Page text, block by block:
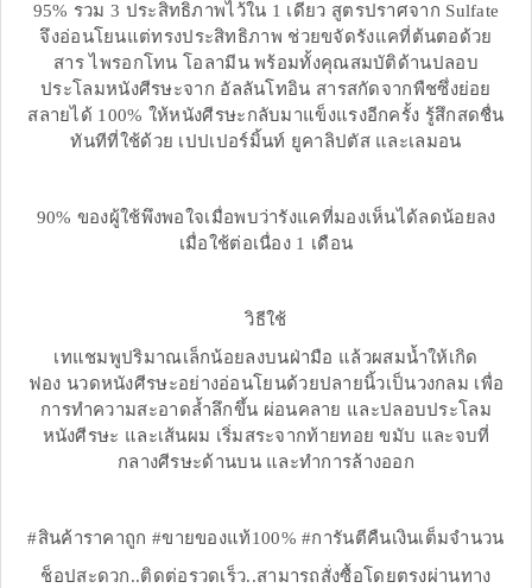
95% รวม 3 ประสิทธิภาพไว้ใน 1 เดียว สูตรปราศจาก Sulfate
จึงอ่อนโยนแต่ทรงประสิทธิภาพ ช่วยขจัดรังแคที่ต้นตอด้วย
สาร ไพรอกโทน โอลามีน พร้อมทั้งคุณสมบัติด้านปลอบ
ประโลมหนังศีรษะจาก อัลลันโทอิน สารสกัดจากพืชซึ่งย่อย
สลายได้ 100% ให้หนังศีรษะกลับมาแข็งแรงอีกครั้ง รู้สึกสดชื่น
ทันทีที่ใช้ด้วย เปปเปอร์มิ้นท์ ยูคาลิปตัส และเลมอน
90% ของผู้ใช้พึงพอใจเมื่อพบว่ารังแคที่มองเห็นได้ลดน้อยลง
เมื่อใช้ต่อเนื่อง 1 เดือน
วิธีใช้
เทแชมพูปริมาณเล็กน้อยลงบนฝ่ามือ แล้วผสมน้ำให้เกิด
ฟอง นวดหนังศีรษะอย่างอ่อนโยนด้วยปลายนิ้วเป็นวงกลม เพื่อ
การทำความสะอาดล้ำลึกขึ้น ผ่อนคลาย และปลอบประโลม
หนังศีรษะ และเส้นผม เริ่มสระจากท้ายทอย ขมับ และจบที่
กลางศีรษะด้านบน และทำการล้างออก
#สินค้าราคาถูก #ขายของแท้100% #การันตีคืนเงินเต็มจำนวน
ช็อปสะดวก..ติดต่อรวดเร็ว..สามารถสั่งซื้อโดยตรงผ่านทาง